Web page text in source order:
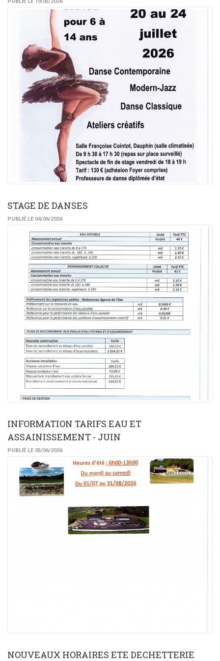
PUBLIÉ LE 19/05/2026
STAGE DE DANSES
PUBLIÉ LE 04/06/2026
INFORMATION TARIFS EAU ET
ASSAINISSEMENT - JUIN
PUBLIÉ LE 05/06/2026
NOUVEAUX HORAIRES ETE DECHETTERIE